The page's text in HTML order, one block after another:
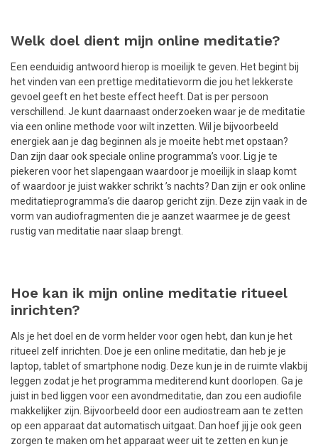
Welk doel dient mijn online meditatie?
Een eenduidig antwoord hierop is moeilijk te geven. Het begint bij
het vinden van een prettige meditatievorm die jou het lekkerste
gevoel geeft en het beste effect heeft. Dat is per persoon
verschillend. Je kunt daarnaast onderzoeken waar je de meditatie
via een online methode voor wilt inzetten. Wil je bijvoorbeeld
energiek aan je dag beginnen als je moeite hebt met opstaan?
Dan zijn daar ook speciale online programma’s voor. Lig je te
piekeren voor het slapengaan waardoor je moeilijk in slaap komt
of waardoor je juist wakker schrikt ’s nachts? Dan zijn er ook online
meditatieprogramma’s die daarop gericht zijn. Deze zijn vaak in de
vorm van audiofragmenten die je aanzet waarmee je de geest
rustig van meditatie naar slaap brengt.
Hoe kan ik mijn online meditatie ritueel
inrichten?
Als je het doel en de vorm helder voor ogen hebt, dan kun je het
ritueel zelf inrichten. Doe je een online meditatie, dan heb je je
laptop, tablet of smartphone nodig. Deze kun je in de ruimte vlakbij
leggen zodat je het programma mediterend kunt doorlopen. Ga je
juist in bed liggen voor een avondmeditatie, dan zou een audiofile
makkelijker zijn. Bijvoorbeeld door een audiostream aan te zetten
op een apparaat dat automatisch uitgaat. Dan hoef jij je ook geen
zorgen te maken om het apparaat weer uit te zetten en kun je